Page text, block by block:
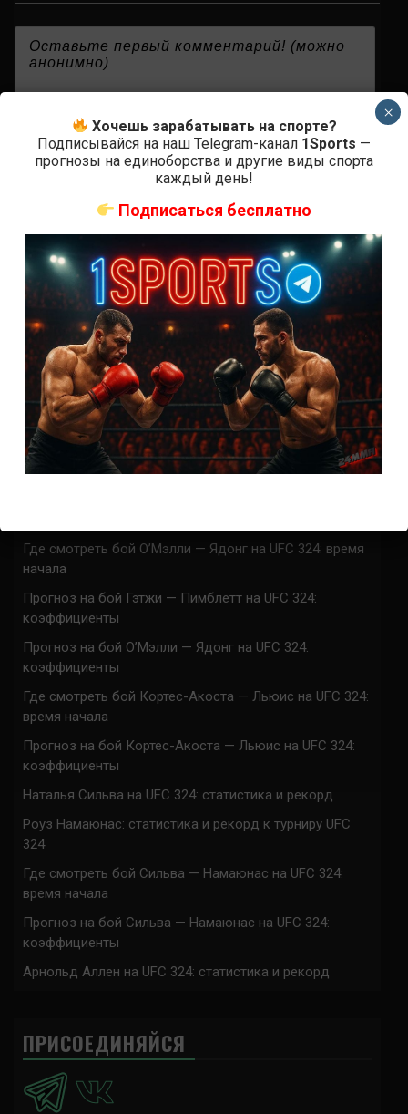
СВЕЖИЕ ЗАПИСИ
ACA 200 прямая трансляция
Марафон боев UFC 325 прямая трансляция
UFC 324 прямая трансляция
Марафон боев UFC 324 прямая трансляция
Где смотреть бой О’Мэлли — Ядонг на UFC 324: время
начала
Прогноз на бой Гэтжи — Пимблетт на UFC 324:
коэффициенты
Прогноз на бой О’Мэлли — Ядонг на UFC 324:
коэффициенты
Где смотреть бой Кортес-Акоста — Льюис на UFC 324:
время начала
Прогноз на бой Кортес-Акоста — Льюис на UFC 324:
коэффициенты
Наталья Сильва на UFC 324: статистика и рекорд
Роуз Намаюнас: статистика и рекорд к турниру UFC
324
Где смотреть бой Сильва — Намаюнас на UFC 324:
время начала
Прогноз на бой Сильва — Намаюнас на UFC 324:
коэффициенты
Арнольд Аллен на UFC 324: статистика и рекорд
ПРИСОЕДИНЯЙСЯ
Хочешь зарабатывать на спорте?
Подписывайся на наш Telegram-канал 1Sports —
прогнозы на единоборства и другие виды спорта
каждый день!
Подписаться бесплатно
×